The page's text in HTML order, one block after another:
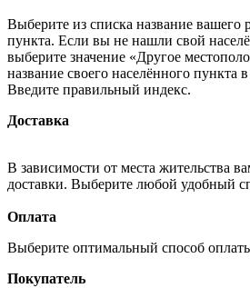
Выберите из списка название вашего
пункта. Если вы не нашли свой
выберите значение «Другое
название своего населённого пункта
Введите правильный индекс.
Доставка
В зависимости от места жительства
доставки. Выберите любой удобный
Оплата
Выберите оптимальный способ
Покупатель